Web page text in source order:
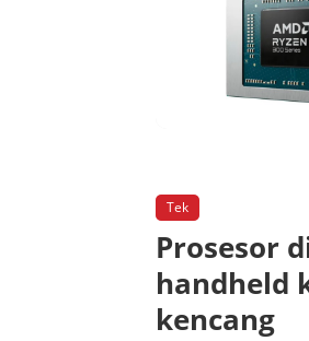
Tek
Prosesor
handheld
kencang